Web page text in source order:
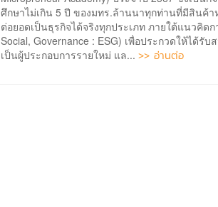
ศึกษาไม่เกิน 5 ปี ของมทร.ล้านนาทุกท่านที่มีสินค้
ต่อยอดเป็นธุรกิจได้จริงทุกประเภท ภายใต้แนวคิด
Social, Governance : ESG) เพื่อประกวดให้ได้รั
เป็นผู้ประกอบการรายใหม่ แล...>> อ่านต่อ